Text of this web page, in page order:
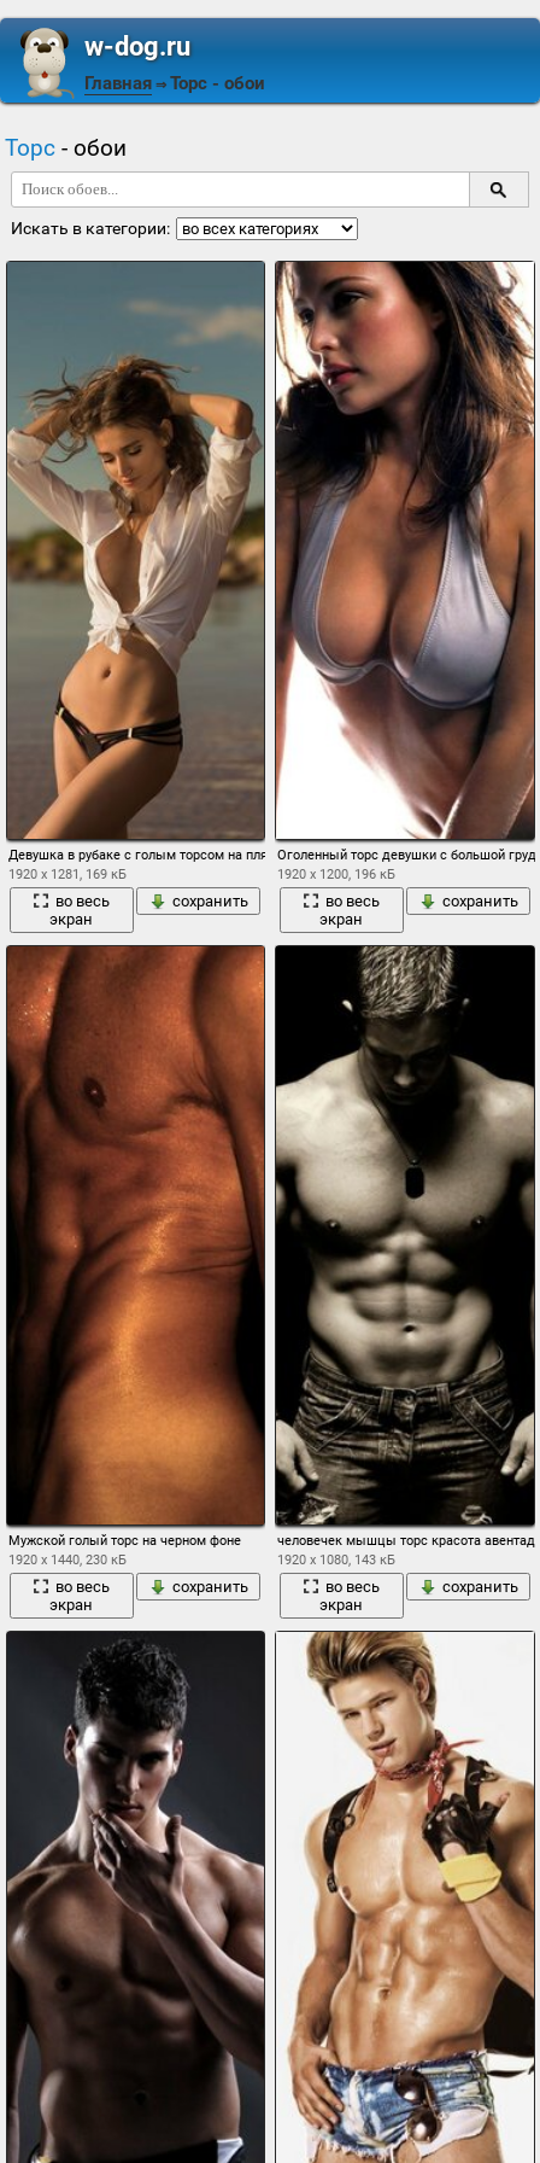
w-dog.ru
Главная ⇒ Торс - обои
Торс - обои
Искать в категории:
Девушка в рубаке с голым торсом на пляже
1920 x 1281, 169 кБ
во весь
экран
сохранить
Оголенный торс девушки с большой
1920 x 1200, 196 кБ
во весь
экран
сохранить
Мужской голый торс на черном фоне
1920 x 1440, 230 кБ
во весь
экран
сохранить
человечек мышцы торс красота
1920 x 1080, 143 кБ
во весь
экран
сохранить